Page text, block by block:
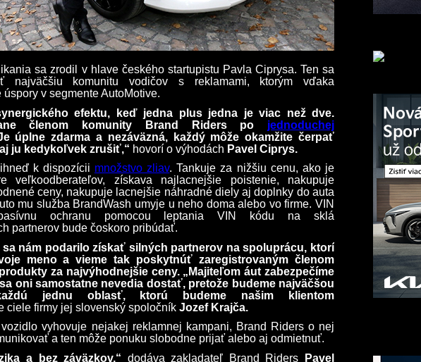
sa zrodil v hlave českého startupistu Pavla Ciprysa. Ten sa
najväčšiu komunitu vodičov s reklamami, ktorým vďaka
v segmente AutoMotive.
efektu, keď jedna plus jedna je viac než dve.
členom komunity Brand Riders po jednoduchej
úplne zdarma a nezáväzná, každý môže okamžite čerpať
ju kedykoľvek zrušiť,“ hovorí o výhodách Pavel Ciprys.
k dispozícii množstvozliav.Tankuje za nižšiu cenu, ako je
veľkoodberateľov, získava najlacnejšie poistenie, nakupuje
ceny, nakupuje lacnejšie náhradné diely aj doplnky do auta
mu služba BrandWash umyje u neho doma alebo vo firme. VIN
ochranu pomocou leptania VIN kódu na sklá
partnerov bude čoskoro pribúdať.
nám podarilo získať silných partnerov na spoluprácu, ktorí
meno a vieme tak poskytnúť zaregistrovaným členom
za najvýhodnejšie ceny. „Majiteľom áut zabezpečíme
oni samostatne nevedia dostať, pretože budeme najväčšou
jednu oblasť, ktorú budeme našim klientom
ciele firmy jej slovenský spoločník Jozef Krajča.
vyhovuje nejakej reklamnej kampani, Brand Riders o nej
a ten môže ponuku slobodne prijať alebo aj odmietnuť.
a bez záväzkov,“ dodáva zakladateľ Brand Riders
Pavel